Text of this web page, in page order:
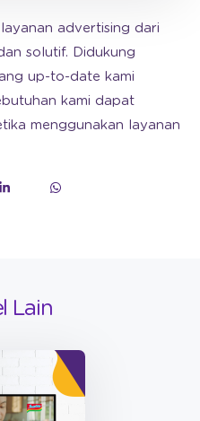
advertising dari
solutif. Didukung
up-to-date kami
kami dapat
menggunakan layanan
Lain